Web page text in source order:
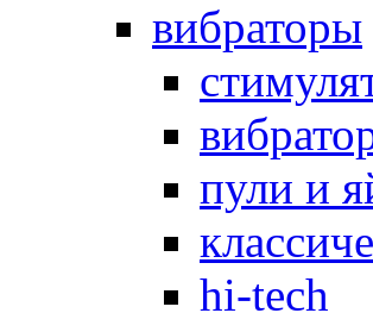
вибраторы
пули и
hi-tech